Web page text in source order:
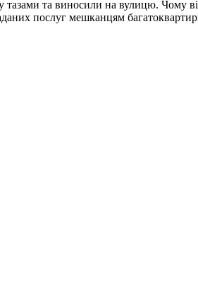
та виносили на вулицю. Чому
послуг мешканцям